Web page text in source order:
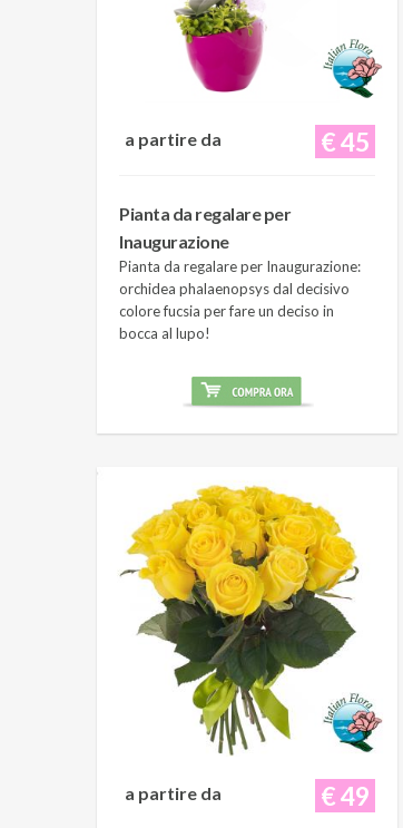
€ 45
a partire da
Pianta da regalare per
Inaugurazione
Pianta da regalare per Inaugurazione:
orchidea phalaenopsys dal decisivo
colore fucsia per fare un deciso in
bocca al lupo!
€ 49
a partire da